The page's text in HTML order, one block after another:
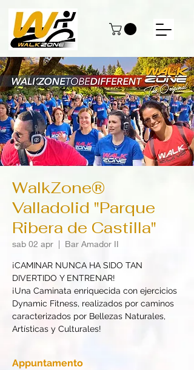
WalkZone®
Valladolid "Parque
Ribera de Castilla"
sab 02 apr
  |
Bar Amador II
¡CAMINAR NUNCA HA SIDO TAN
DIVERTIDO Y ENTRENAR!
¡Una Caminata enriquecida con ejercicios
Dynamic Fitness, realizados por caminos
caracterizados por Bellezas Naturales,
Artísticas y Culturales!
Appuntamento